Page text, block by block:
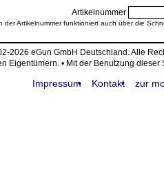
Artikelnummer
der Artikelnummer funktioniert auch über die
2026 eGun GmbH Deutschland. Alle
Eigentümern. • Mit der Benutzung
Impressum Kontakt zur